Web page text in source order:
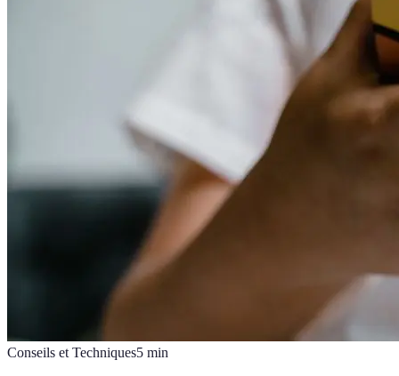
Conseils et Techniques5 min